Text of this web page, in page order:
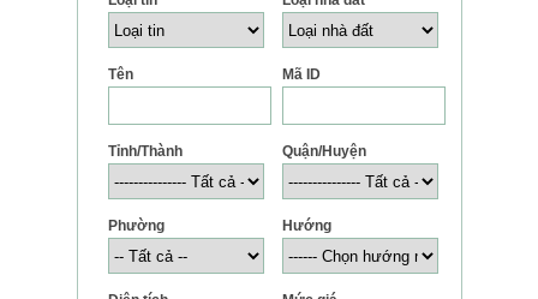
Tên Mã ID
Tỉnh/Thành Quận/Huyện
Phường Hướng